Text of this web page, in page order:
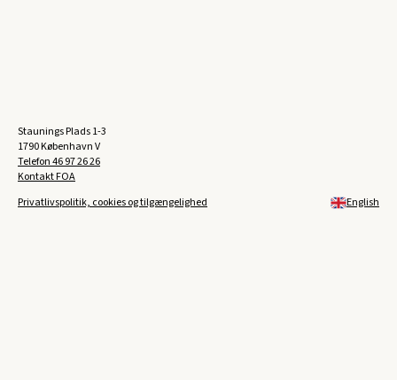
Staunings Plads 1-3
1790 København V
Telefon46 97 26 26
Kontakt FOA
Privatlivspolitik, cookies og tilgængelighed
English